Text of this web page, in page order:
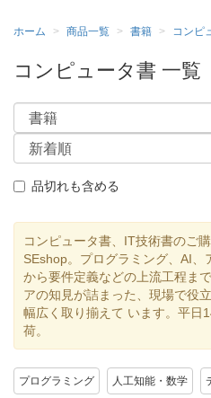
ホーム 商品一覧 書籍 コンピ
コンピュータ書 一覧
品切れも含める
コンピュータ書、IT技術書のご
SEshop。プログラミング、AI
から要件定義などの上流工程ま
アの知見が詰まった、現場で役
幅広く取り揃えて います。平日
荷。
プログラミング 人工知能・数学